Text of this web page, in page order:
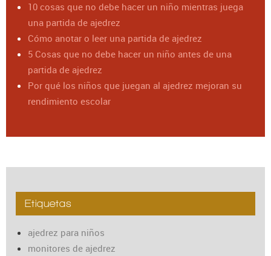
10 cosas que no debe hacer un niño mientras juega
una partida de ajedrez
Cómo anotar o leer una partida de ajedrez
5 Cosas que no debe hacer un niño antes de una
partida de ajedrez
Por qué los niños que juegan al ajedrez mejoran su
rendimiento escolar
Etiquetas
ajedrez para niños
monitores de ajedrez